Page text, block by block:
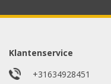
Model auto
Klantenservice
+31634928451